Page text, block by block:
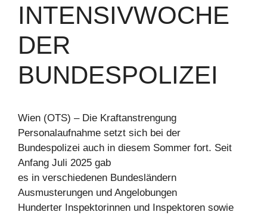
INTENSIVWOCHE
DER
BUNDESPOLIZEI
Wien (OTS) – Die Kraftanstrengung
Personalaufnahme setzt sich bei der
Bundespolizei auch in diesem Sommer fort. Seit
Anfang Juli 2025 gab
es in verschiedenen Bundesländern
Ausmusterungen und Angelobungen
Hunderter Inspektorinnen und Inspektoren sowie